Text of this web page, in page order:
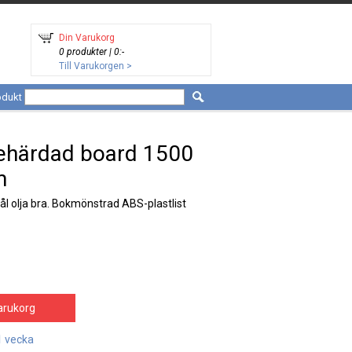
Din Varukorg
0 produkter | 0:-
Till Varukorgen >
board 1500
olja bra. Bokmönstrad ABS-plastlist
vecka